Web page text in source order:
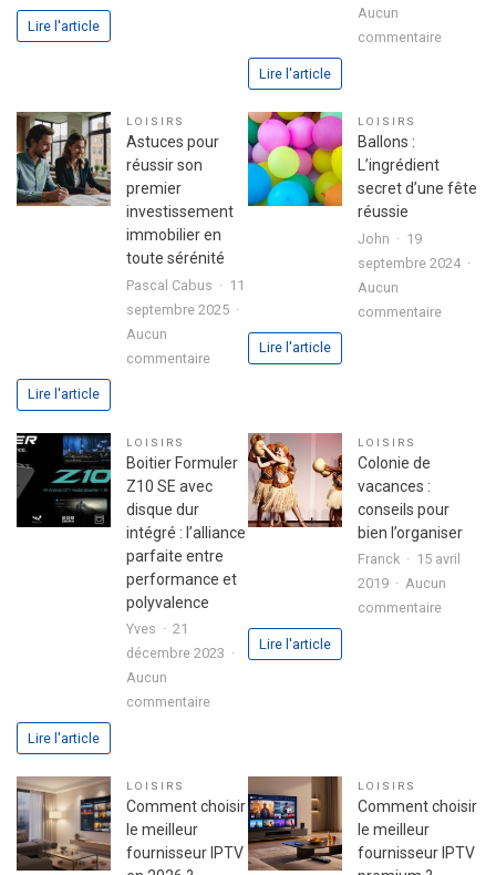
exprimer
passion
lettre
de
motivation
Lire l'article
Aucun
commentairesur
avec
chicken
Lire l'article
LOISIRS
Astuces pour
réussir son
premier
investissement
immobilier en
toute sérénité
Pascal Cabus
11
septembre 2025
Aucun
commentairesur
réussir
son
premier
investissement
immobilier
en
toute
Lire l'article
LOISIRS
Ballons :
L’ingrédient
secret d’une fête
réussie
John
19
septembre 2024
Aucun
commentairesur
Lire l'article
LOISIRS
Boitier Formuler
Z10 SE avec
disque dur
intégré : l’alliance
parfaite entre
performance et
polyvalence
Yves
21
décembre 2023
Aucun
commentairesur
SE
disque
Lire l'article
LOISIRS
Colonie de
vacances :
conseils pour
bien l’organiser
Franck
15 avril
2019
Aucun
commentairesur
Lire l'article
LOISIRS
Comment choisir
le meilleur
fournisseur IPTV
LOISIRS
Comment choisir
le meilleur
fournisseur IPTV